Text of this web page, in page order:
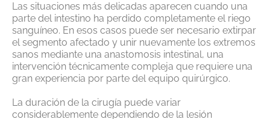
Las situaciones más delicadas aparecen cuando una
parte del intestino ha perdido completamente el riego
sanguíneo. En esos casos puede ser necesario extirpar
el segmento afectado y unir nuevamente los extremos
sanos mediante una anastomosis intestinal, una
intervención técnicamente compleja que requiere una
gran experiencia por parte del equipo quirúrgico.
La duración de la cirugía puede variar
considerablemente dependiendo de la lesión